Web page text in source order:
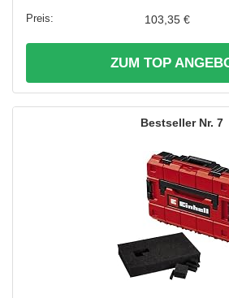
103,35 €
ZUM TOP
7